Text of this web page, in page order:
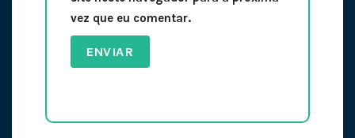
vez que eu comentar.